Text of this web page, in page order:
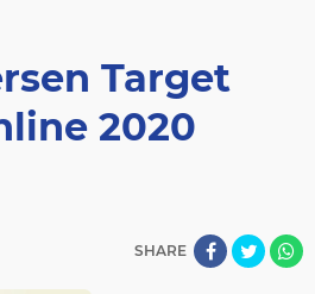
Target
2020
SHARE